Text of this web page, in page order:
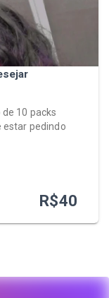
10 packs
estar pedindo
R$40